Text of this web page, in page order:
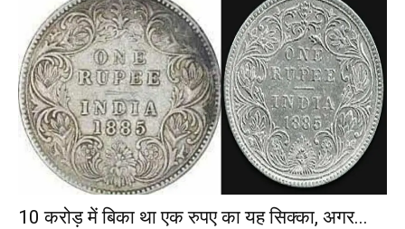
10 करोड़ में बिका था एक रुपए का यह सिक्का, अगर...